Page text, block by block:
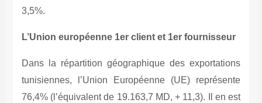
3,5%.
L’Union européenne 1er client et 1er fournisseur
Dans la répartition géographique des exportations
tunisiennes, l’Union Européenne (UE) représente
76,4% (l’équivalent de 19.163,7 MD, + 11,3). Il en est